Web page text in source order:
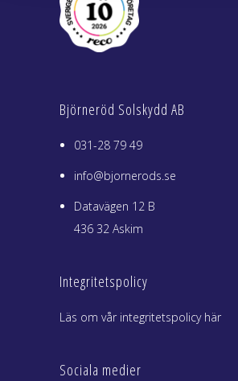
Björneröd Solskydd AB
031-28 79 49
info@bjornerods.se
Datavägen 12 B
436 32 Askim
Integritetspolicy
Läs om vår integritetspolicy här
Sociala medier